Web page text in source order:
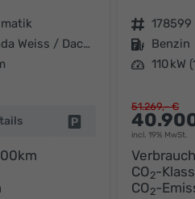
Nevada Weiss / Dach Schwarz
Fahrzeug parken
Fahrzeugnr. 178599
Kraftstoff Benzin
Leistung 110 kW
incl. 19% MwSt.
51.269,– €
CO2-
CO2-